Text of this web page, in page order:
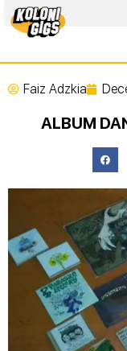
Faiz Adzkia
ALBUM